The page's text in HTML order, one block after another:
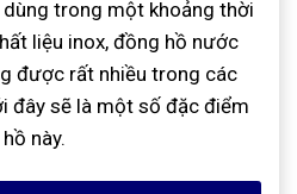
trong một khoảng thời
liệu inox, đồng hồ nước
được rất nhiều trong các
đây sẽ là một số đặc điểm
này.